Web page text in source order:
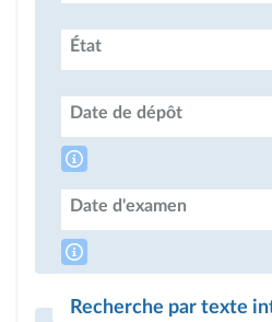
État
Date de dépôt
Date d'examen
Recherche par texte